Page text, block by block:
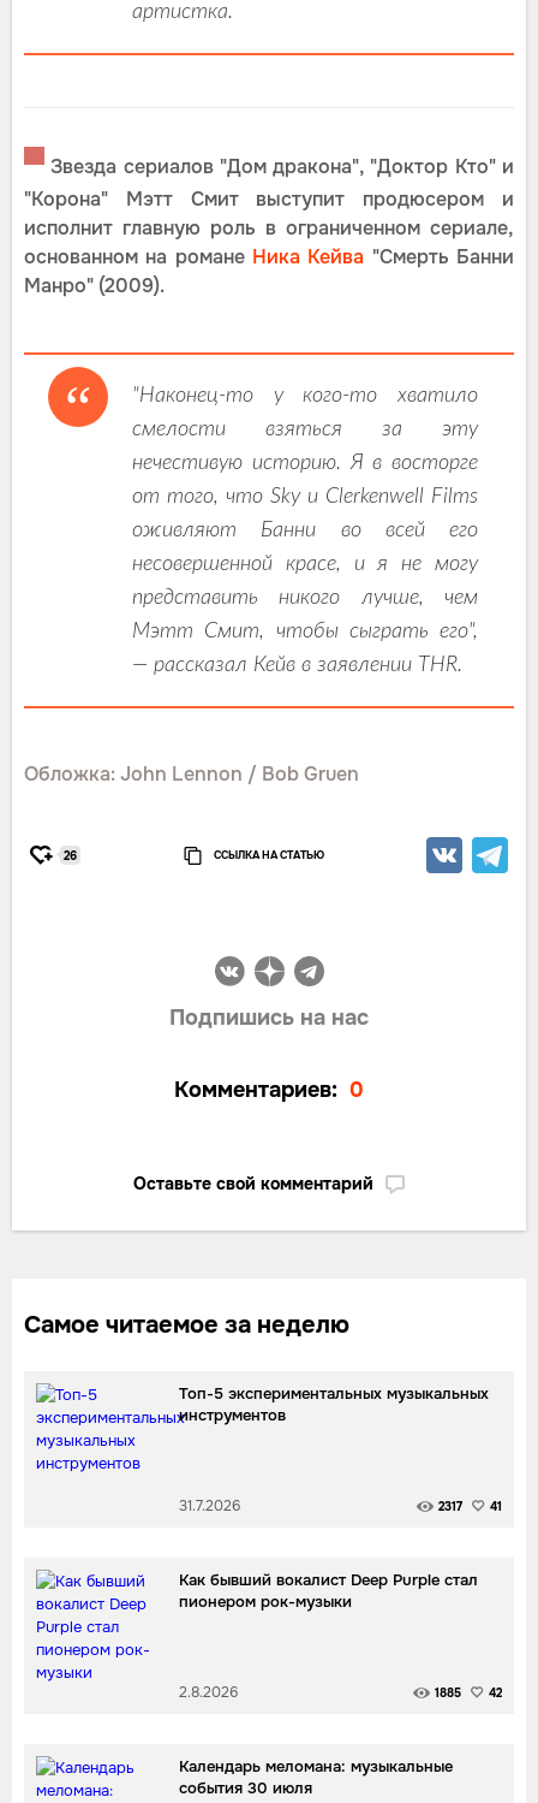
артистка.
▀ Звезда сериалов "Дом дракона", "Доктор Кто" и
"Корона" Мэтт Смит выступит продюсером и
исполнит главную роль в ограниченном сериале,
основанном на романе Ника Кейва "Смерть Банни
Манро" (2009).
"Наконец-то у кого-то хватило
смелости взяться за эту
нечестивую историю. Я в восторге
от того, что Sky и Clerkenwell Films
оживляют Банни во всей его
несовершенной красе, и я не могу
представить никого лучше, чем
Мэтт Смит, чтобы сыграть его",
— рассказал Кейв в заявлении THR.
Обложка: John Lennon / Bob Gruen
26 ССЫЛКА НА СТАТЬЮ
Подпишись на нас
Комментариев: 0
Оставьте свой комментарий
Самое читаемое за неделю
Топ-5 экспериментальных музыкальных
инструментов
31.7.2026 2317 41
Как бывший вокалист Deep Purple стал
пионером рок-музыки
2.8.2026 1885 42
Календарь меломана: музыкальные
события 30 июля